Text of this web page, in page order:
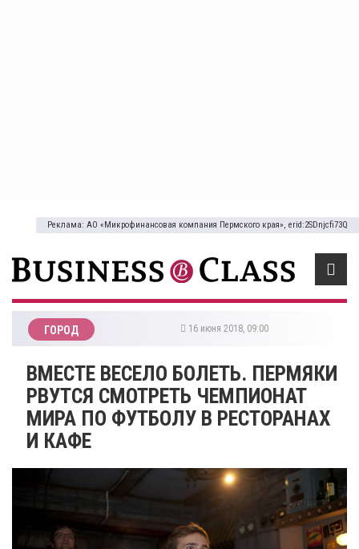
Реклама: АО «Микрофинансовая компания Пермского края», erid:2SDnjcfi73Q
ГОРОД 16 июня 2018, 09:00
ВМЕСТЕ ВЕСЕЛО БОЛЕТЬ. ПЕРМЯКИ
РВУТСЯ СМОТРЕТЬ ЧЕМПИОНАТ
МИРА ПО ФУТБОЛУ В РЕСТОРАНАХ
И КАФЕ